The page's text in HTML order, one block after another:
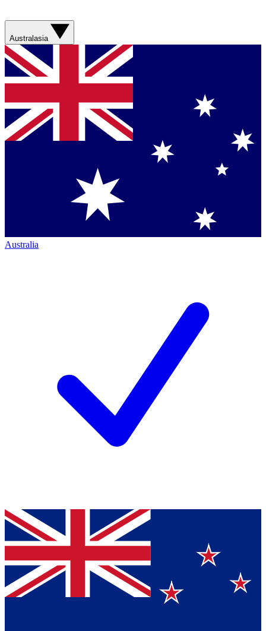
Australasia
Australia